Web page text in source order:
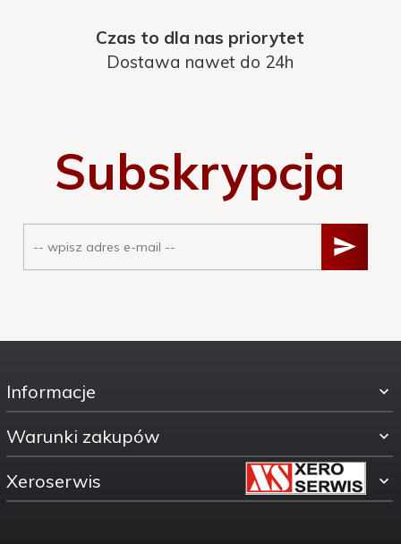
Czas to dla nas priorytet
Dostawa nawet do 24h
Subskrypcja
Informacje
Warunki zakupów
Xeroserwis